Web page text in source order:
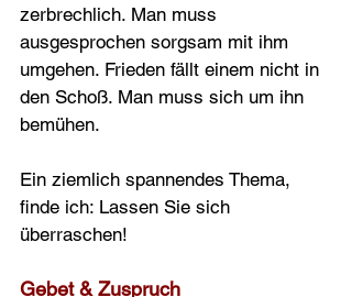
zerbrechlich. Man muss
ausgesprochen sorgsam mit ihm
umgehen. Frieden fällt einem nicht in
den Schoß. Man muss sich um ihn
bemühen.
Ein ziemlich spannendes Thema,
finde ich: Lassen Sie sich
überraschen!
Gebet & Zuspruch